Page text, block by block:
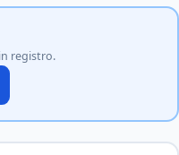
registro.